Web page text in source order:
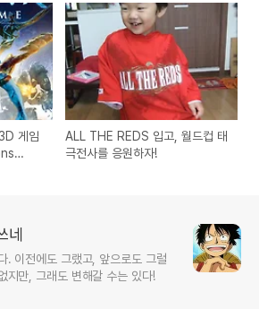
게임
ALL THE REDS 입고, 월드컵 태
극전사를 응원하자!
네
. 이전에도 그랬고, 앞으로도 그럴
지만, 그래도 변해갈 수는 있다!